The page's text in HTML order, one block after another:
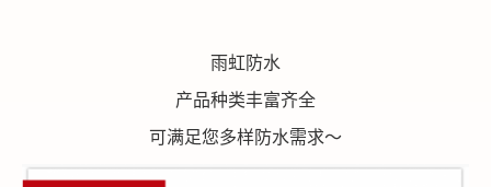
雨虹防水
产品种类丰富齐全
可满足您多样防水需求～